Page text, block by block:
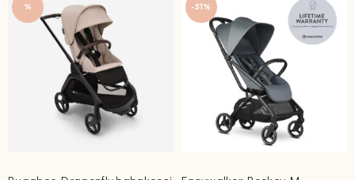
% -51%